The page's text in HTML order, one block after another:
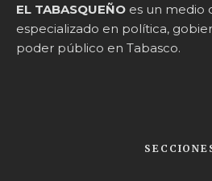
EL TABASQUEÑO es un medio
especializado en política,
poder público en Tabasco.